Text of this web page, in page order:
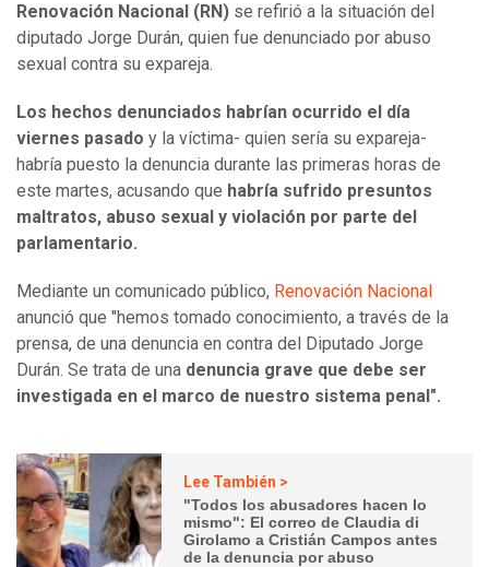
Renovación Nacional (RN) se refirió a la situación del
diputado Jorge Durán, quien fue denunciado por abuso
sexual contra su expareja.
Los hechos denunciados habrían ocurrido el día
viernes pasado y la víctima- quien sería su expareja-
habría puesto la denuncia durante las primeras horas de
este martes, acusando que habría sufrido presuntos
maltratos, abuso sexual y violación por parte del
parlamentario.
Mediante un comunicado público, Renovación Nacional
anunció que "hemos tomado conocimiento, a través de la
prensa, de una denuncia en contra del Diputado Jorge
Durán. Se trata de una denuncia grave que debe ser
investigada en el marco de nuestro sistema penal".
Lee También >
"Todos los abusadores hacen lo
mismo": El correo de Claudia di
Girolamo a Cristián Campos antes
de la denuncia por abuso